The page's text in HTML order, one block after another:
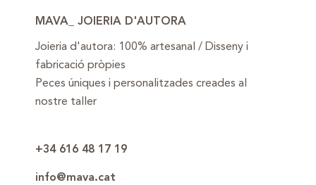
MAVA_ JOIERIA D'AUTORA
Joieria d'autora: 100% artesanal / Disseny i
fabricació pròpies
Peces úniques i personalitzades creades al
nostre taller
+34 616 48 17 19
info@mava.cat